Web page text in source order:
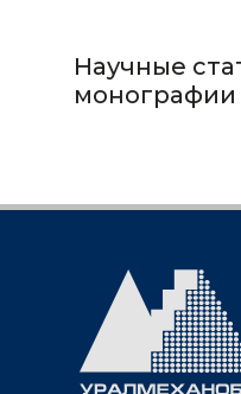
Научные
монографии